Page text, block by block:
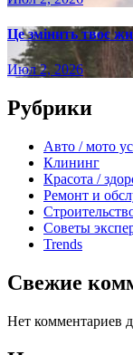
Це змінить твоє
Июл 2, 2026
Рубрики
Авто / мото
Клининг
Красота /
Ремонт и
Советы
Trends
Свежие
Нет комментариев